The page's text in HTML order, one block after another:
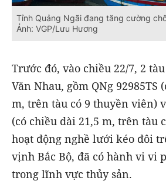
Tỉnh Quảng Ngãi đang tăng cường
Ảnh: VGP/Lưu Hương
Trước đó, vào chiều 22/7, 2
Văn Nhau, gồm QNg 92985TS
m, trên tàu có 9 thuyền viên)
(có chiều dài 21,5 m, trên tàu
hoạt động nghề lưới kéo đôi
vịnh Bắc Bộ, đã có hành vi vi
trong lĩnh vực thủy sản.